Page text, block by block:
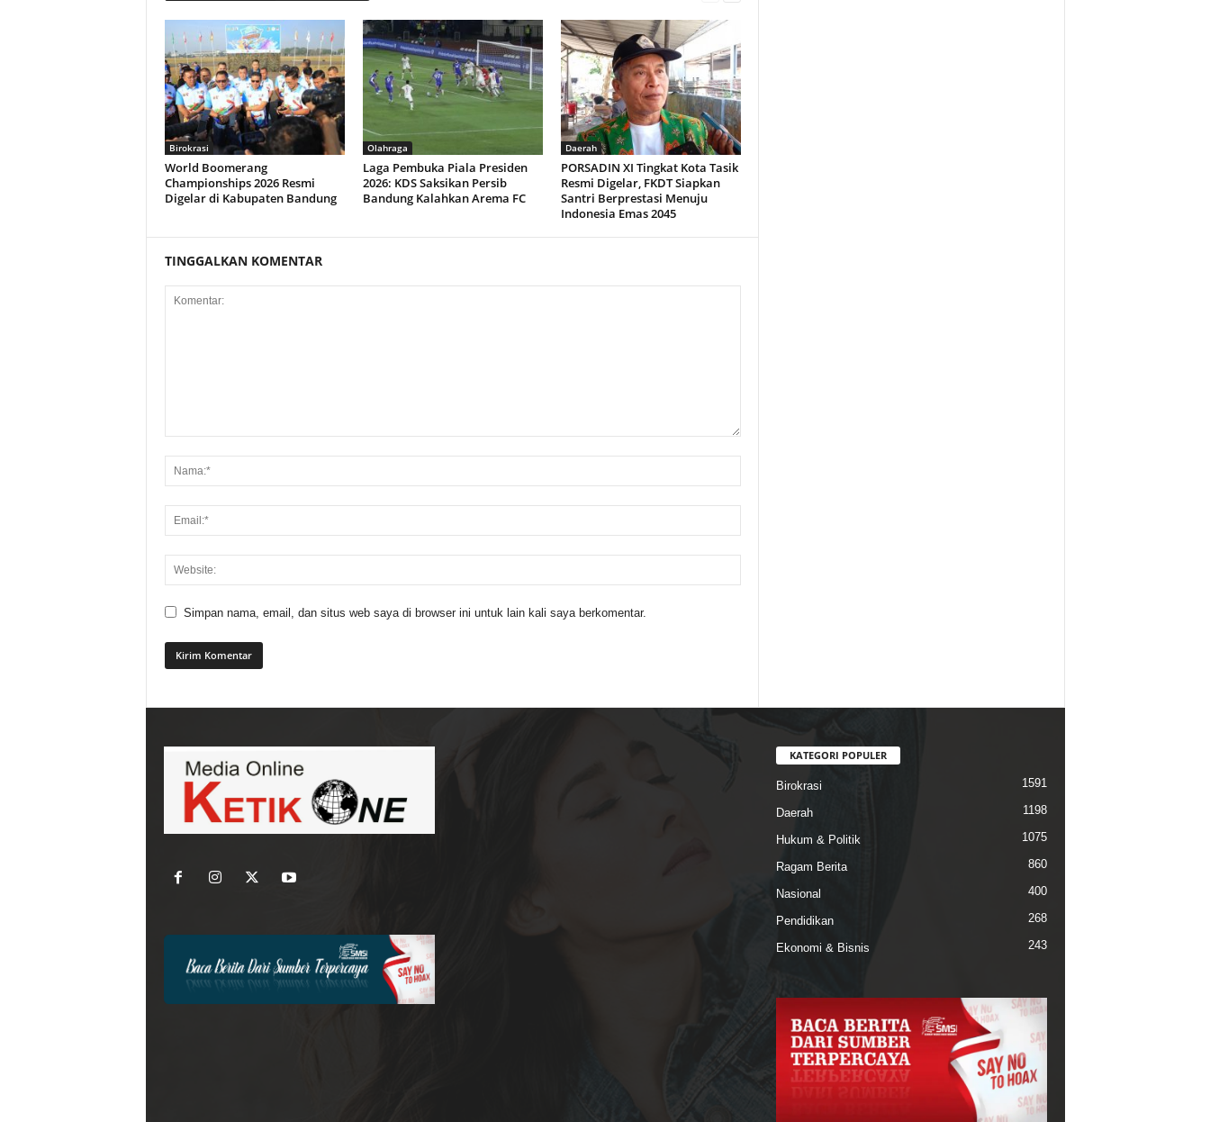
Birokrasi
World Boomerang
Championships 2026 Resmi
Digelar di Kabupaten Bandung
Olahraga
Laga Pembuka Piala Presiden
2026: KDS Saksikan Persib
Bandung Kalahkan Arema FC
Daerah
PORSADIN XI Tingkat Kota Tasik
Resmi Digelar, FKDT Siapkan
Santri Berprestasi Menuju
Indonesia Emas 2045
TINGGALKAN KOMENTAR
Simpan nama, email, dan situs web saya di browser ini untuk lain kali saya berkomentar.
KATEGORI POPULER
Birokrasi 1591
Daerah 1198
Hukum & Politik 1075
Ragam Berita 860
Nasional 400
Pendidikan 268
Ekonomi & Bisnis 243